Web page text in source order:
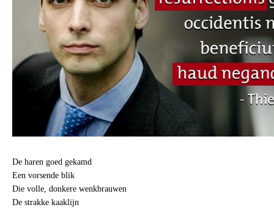
De haren goed gekamd
Een vorsende blik
Die volle, donkere wenkbrauwen
De strakke kaaklijn